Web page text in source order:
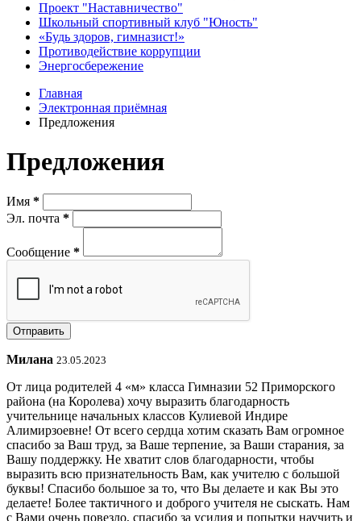
Проект "Наставничество"
Школьный спортивный клуб "Юность"
«Будь здоров, гимназист!»
Противодействие коррупции
Энергосбережение
Главная
Электронная приёмная
Предложения
Предложения
Имя *
Эл. почта *
Сообщение *
Милана 23.05.2023
От лица родителей 4 «м» класса Гимназии 52 Приморского
района (на Королева) хочу выразить благодарность
учительнице начальных классов Кулиевой Индире
Алимирзоевне! От всего сердца хотим сказать Вам огромное
спасибо за Ваш труд, за Ваше терпение, за Ваши старания, за
Вашу поддержку. Не хватит слов благодарности, чтобы
выразить всю признательность Вам, как учителю с большой
буквы! Спасибо большое за то, что Вы делаете и как Вы это
делаете! Более тактичного и доброго учителя не сыскать. Нам
с Вами очень повезло, спасибо за усилия и попытки научить и